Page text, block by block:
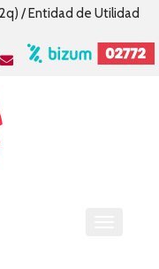
/ Entidad de Utilidad